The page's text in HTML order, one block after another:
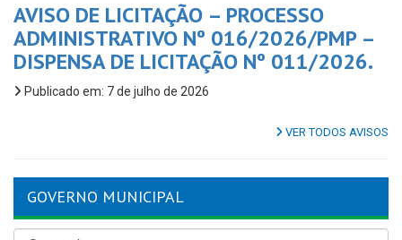
AVISO DE LICITAÇÃO – PROCESSO
ADMINISTRATIVO Nº 016/2026/PMP –
DISPENSA DE LICITAÇÃO Nº 011/2026.
Publicado em: 7 de julho de 2026
VER TODOS AVISOS
GOVERNO MUNICIPAL